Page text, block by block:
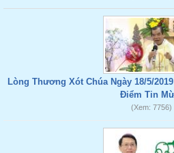
Lòng Thương Xót Chúa Ngày 18/5/
Điểm Tin
(Xem: 7756)